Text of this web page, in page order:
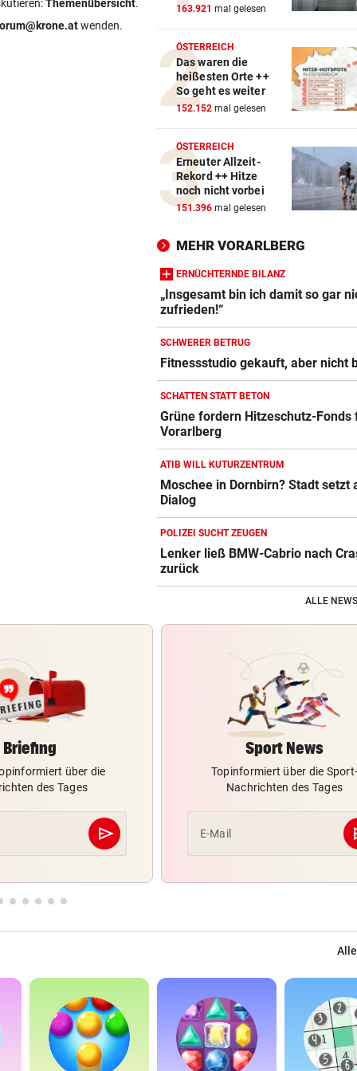
Themenübersicht.
wenden.
163.921 mal gelesen
ÖSTERREICH
Das waren die
heißesten Orte ++
So geht es weiter
152.152 mal gelesen
ÖSTERREICH
Erneuter Allzeit-
Rekord ++ Hitze
noch nicht vorbei
151.396 mal gelesen
MEHR VORARLBERG
ERNÜCHTERNDE BILANZ
„Insgesamt bin ich damit so gar
zufrieden!“
SCHWERER BETRUG
Fitnessstudio gekauft, aber nicht
SCHATTEN STATT BETON
Grüne fordern Hitzeschutz-Fonds
Vorarlberg
ATIB WILL KUTURZENTRUM
Moschee in Dornbirn? Stadt setzt
Dialog
POLIZEI SUCHT ZEUGEN
Lenker ließ BMW-Cabrio nach
zurück
ALLE
Briefing
über die
des Tages
send
Abschicken
Sport News
Topinformiert über die
Nachrichten des Tages
E-Mail